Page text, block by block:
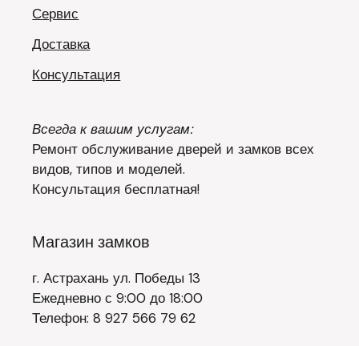
Сервис
Доставка
Консультация
Всегда к вашим услугам:
Ремонт обслуживание дверей и замков всех
видов, типов и моделей.
Консультация бесплатная!
Магазин замков
г. Астрахань ул. Победы 13
Ежедневно с 9:00 до 18:00
Телефон: 8 927 566 79 62